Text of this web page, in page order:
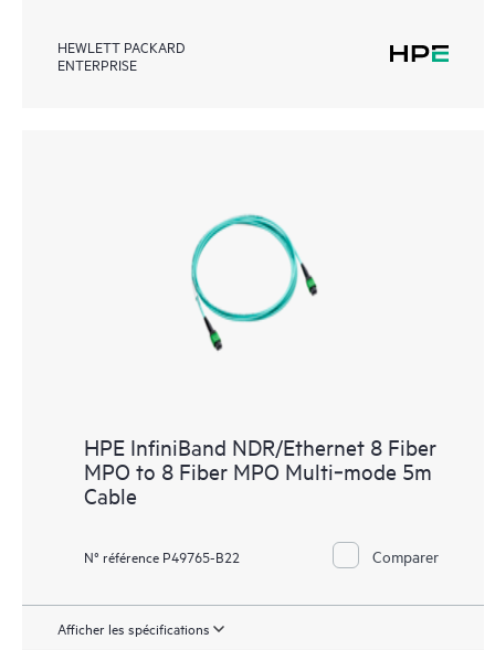
HEWLETT PACKARD
ENTERPRISE
HPE InfiniBand NDR/Ethernet 8 Fiber
MPO to 8 Fiber MPO Multi‑mode 5m
Cable
N° référence P49765-B22 Comparer
Afficher les spécifications